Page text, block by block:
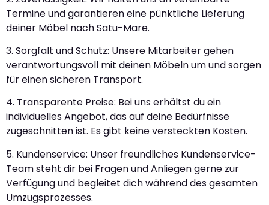
Termine und garantieren eine pünktliche Lieferung
deiner Möbel nach Satu-Mare.
3. Sorgfalt und Schutz: Unsere Mitarbeiter gehen
verantwortungsvoll mit deinen Möbeln um und sorgen
für einen sicheren Transport.
4. Transparente Preise: Bei uns erhältst du ein
individuelles Angebot, das auf deine Bedürfnisse
zugeschnitten ist. Es gibt keine versteckten Kosten.
5. Kundenservice: Unser freundliches Kundenservice-
Team steht dir bei Fragen und Anliegen gerne zur
Verfügung und begleitet dich während des gesamten
Umzugsprozesses.